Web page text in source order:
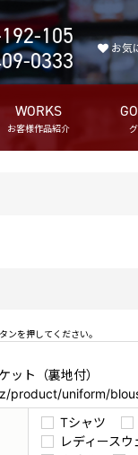
WORKS
お客様作品紹介
105
0333 お気
ンを押してください。
ット（裏地付）
product/uniform/
Tシャツ
レディースウ